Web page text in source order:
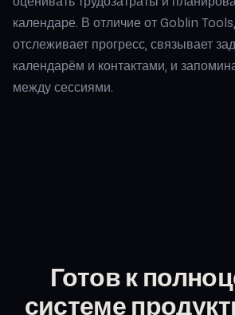
календаре. В отличие от Goblin
отслеживает прогресс, связывает
календарём и контактами, и
между сессиями.
Готов к
системе